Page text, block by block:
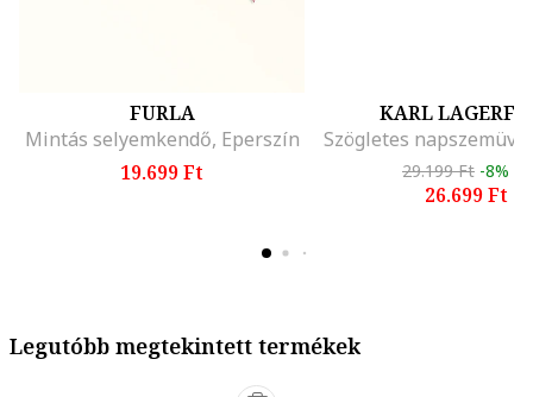
FURLA
Mintás selyemkendő, Eperszín
19.699 Ft
KARL
29.199 Ft -8%
26.699 Ft
Legutóbb megtekintett termékek